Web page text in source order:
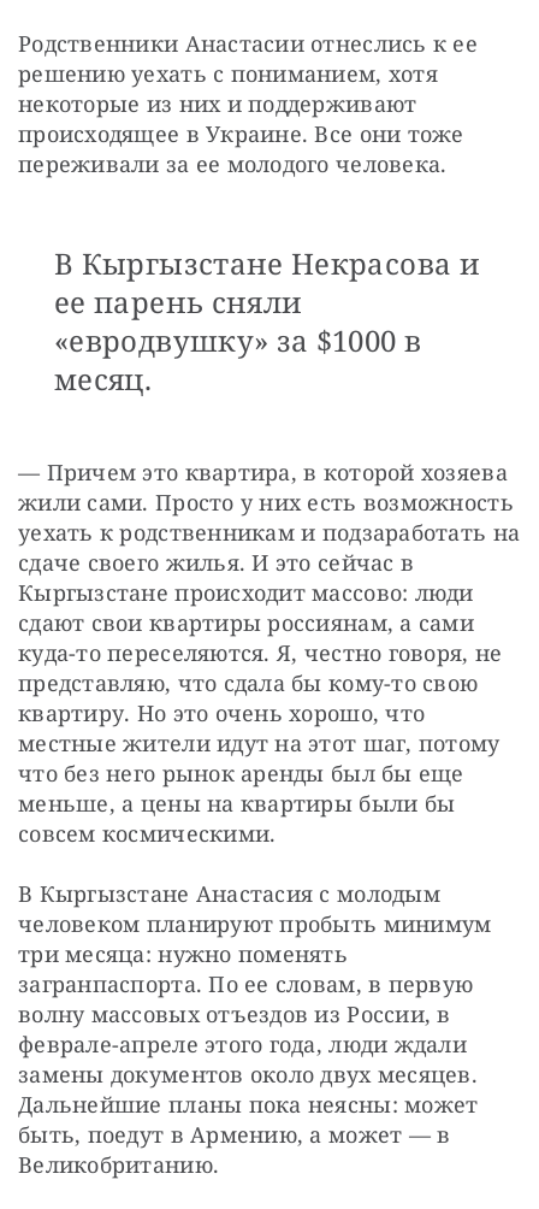
Родственники Анастасии отнеслись к ее
решению уехать с пониманием, хотя
некоторые из них и поддерживают
происходящее в Украине. Все они тоже
переживали за ее молодого человека.
В Кыргызстане Некрасова и
ее парень сняли
«евродвушку» за $1000 в
месяц.
— Причем это квартира, в которой хозяева
жили сами. Просто у них есть возможность
уехать к родственникам и подзаработать на
сдаче своего жилья. И это сейчас в
Кыргызстане происходит массово: люди
сдают свои квартиры россиянам, а сами
куда-то переселяются. Я, честно говоря, не
представляю, что сдала бы кому-то свою
квартиру. Но это очень хорошо, что
местные жители идут на этот шаг, потому
что без него рынок аренды был бы еще
меньше, а цены на квартиры были бы
совсем космическими.
В Кыргызстане Анастасия с молодым
человеком планируют пробыть минимум
три месяца: нужно поменять
загранпаспорта. По ее словам, в первую
волну массовых отъездов из России, в
феврале-апреле этого года, люди ждали
замены документов около двух месяцев.
Дальнейшие планы пока неясны: может
быть, поедут в Армению, а может — в
Великобританию.